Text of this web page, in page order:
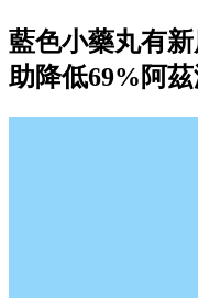
藍色小藥丸有
助降低69%阿